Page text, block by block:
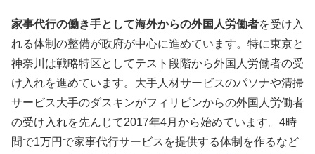
家事代行の働き手として海外からの外国人労働者を受け入
れる体制の整備が政府が中心に進めています。特に東京と
神奈川は戦略特区としてテスト段階から外国人労働者の受
け入れを進めています。大手人材サービスのパソナや清掃
サービス大手のダスキンがフィリピンからの外国人労働者
の受け入れを先んじて2017年4月から始めています。4時
間で1万円で家事代行サービスを提供する体制を作るなど